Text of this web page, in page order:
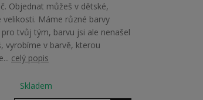
Objednat můžeš v dětské,
velikosti. Máme různé barvy
tvůj tým, barvu jsi ale nenašel
vyrobíme v barvě, kterou
celý popis
Skladem